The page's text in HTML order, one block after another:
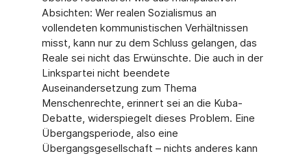
Absichten: Wer realen Sozialismus an
vollendeten kommunistischen Verhältnissen
misst, kann nur zu dem Schluss gelangen, das
Reale sei nicht das Erwünschte. Die auch in der
Linkspartei nicht beendete
Auseinandersetzung zum Thema
Menschenrechte, erinnert sei an die Kuba-
Debatte, widerspiegelt dieses Problem. Eine
Übergangsperiode, also eine
Übergangsgesellschaft – nichts anderes kann